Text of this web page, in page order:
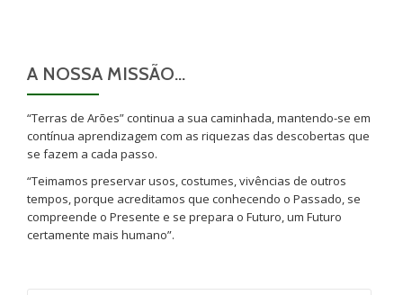
A NOSSA MISSÃO…
“Terras de Arões” continua a sua caminhada, mantendo-se em
contínua aprendizagem com as riquezas das descobertas que
se fazem a cada passo.
“Teimamos preservar usos, costumes, vivências de outros
tempos, porque acreditamos que conhecendo o Passado, se
compreende o Presente e se prepara o Futuro, um Futuro
certamente mais humano”.